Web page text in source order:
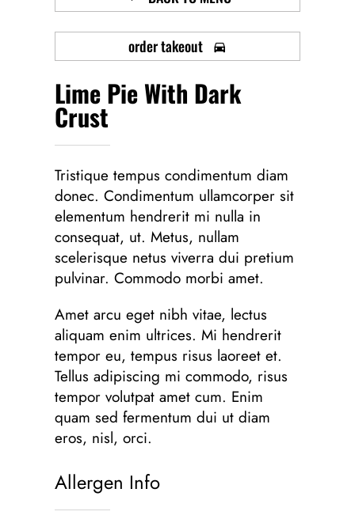
order takeout
Lime Pie With Dark
Crust
Tristique tempus condimentum diam
donec. Condimentum ullamcorper sit
elementum hendrerit mi nulla in
consequat, ut. Metus, nullam
scelerisque netus viverra dui pretium
pulvinar. Commodo morbi amet.
Amet arcu eget nibh vitae, lectus
aliquam enim ultrices. Mi hendrerit
tempor eu, tempus risus laoreet et.
Tellus adipiscing mi commodo, risus
tempor volutpat amet cum. Enim
quam sed fermentum dui ut diam
eros, nisl, orci.
Allergen Info